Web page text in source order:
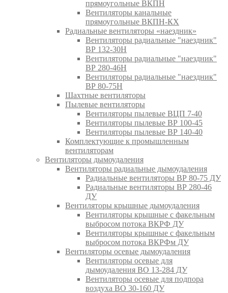
прямоугольные ВКПН
Вентиляторы канальные
прямоугольные ВКПН-КХ
Радиальные вентиляторы «наездник»
Вентиляторы радиальные "наездник"
ВР 132-30Н
Вентиляторы радиальные "наездник"
ВР 280-46Н
Вентиляторы радиальные "наездник"
ВР 80-75Н
Шахтные вентиляторы
Пылевые вентиляторы
Вентиляторы пылевые ВЦП 7-40
Вентиляторы пылевые ВР 100-45
Вентиляторы пылевые ВР 140-40
Комплектующие к промышленным
вентиляторам
Вентиляторы дымоудаления
Вентиляторы радиальные дымоудаления
Радиальные вентиляторы ВР 80-75 ДУ
Радиальные вентиляторы ВР 280-46
ДУ
Вентиляторы крышные дымоудаления
Вентиляторы крышные с факельным
выбросом потока ВКРФ ДУ
Вентиляторы крышные с факельным
выбросом потока ВКРФм ДУ
Вентиляторы осевые дымоудаления
Вентиляторы осевые для
дымоудаления ВО 13-284 ДУ
Вентиляторы осевые для подпора
воздуха ВО 30-160 ДУ